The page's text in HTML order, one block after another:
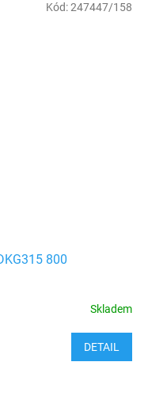
800
Skladem
DETAIL
Kód:247447/158